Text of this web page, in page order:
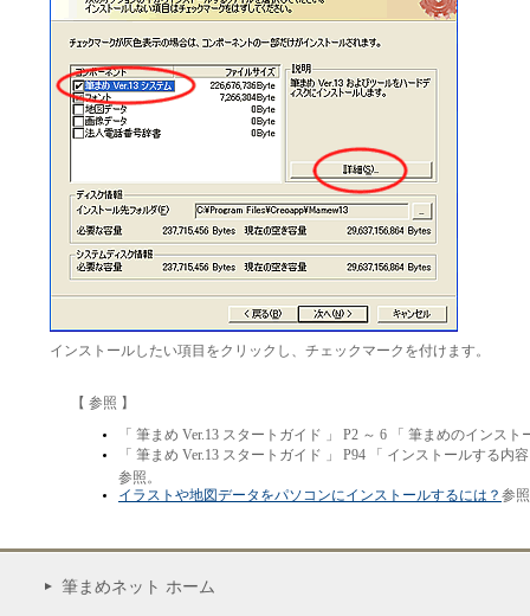
インストールしたい項目をクリックし、チェックマークを付けます。
【 参照 】
「 筆まめ Ver.13 スタートガイド 」 P2 ～ 6 「 筆まめのインスト
「 筆まめ Ver.13 スタートガイド 」 P94 「 インストールする内
参照。
イラストや地図データをパソコンにインストールするには？ 参
筆まめネット ホーム